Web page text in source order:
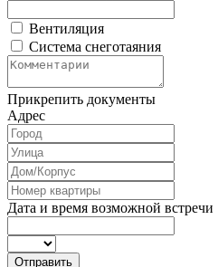
Вентиляция
Система снеготаяния
Прикрепить документы
Адрес
Дата и время возможной встречи
Отправить